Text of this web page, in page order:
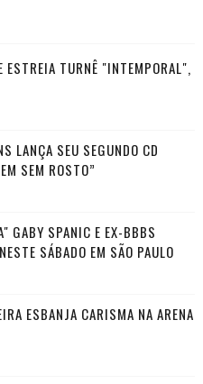
ESTREIA TURNÊ "INTEMPORAL",
LANÇA SEU SEGUNDO CD
SEM ROSTO”
GABY SPANIC E EX-BBBS
SÁBADO EM SÃO PAULO
ESBANJA CARISMA NA ARENA